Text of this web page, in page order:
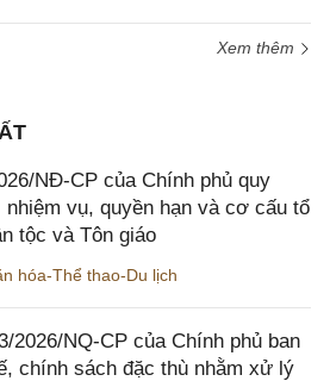
Xem thêm
NĐ-CP của Chính phủ quy
vụ, quyền hạn và cơ cấu tổ
tộc và Tôn giáo
hóa-Thể thao-Du lịch
2026/NQ-CP của Chính phủ ban
chính sách đặc thù nhằm xử lý